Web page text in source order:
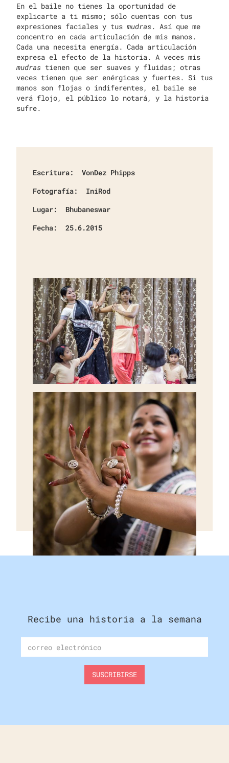
En el baile no tienes la oportunidad de
explicarte a ti mismo; sólo cuentas con tus
expresiones faciales y tus mudras. Así que me
concentro en cada articulación de mis manos.
Cada una necesita energía. Cada articulación
expresa el efecto de la historia. A veces mis
mudras tienen que ser suaves y fluidas; otras
veces tienen que ser enérgicas y fuertes. Si tus
manos son flojas o indiferentes, el baile se
verá flojo, el público lo notará, y la historia
sufre.
Escritura:
VonDez Phipps
Fotografía:
IniRod
Lugar:
Bhubaneswar
Fecha:
25.6.2015
Recibe una historia a la semana